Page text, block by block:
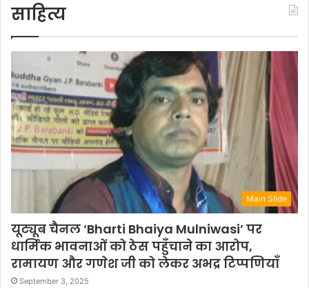
साहित्य
Main Slide
यूट्यूब चैनल ‘Bharti Bhaiya Mulniwasi’ पर
धार्मिक भावनाओं को ठेस पहुँचाने का आरोप,
रामायण और गणेश जी को लेकर अभद्र टिप्पणियाँ
September 3, 2025